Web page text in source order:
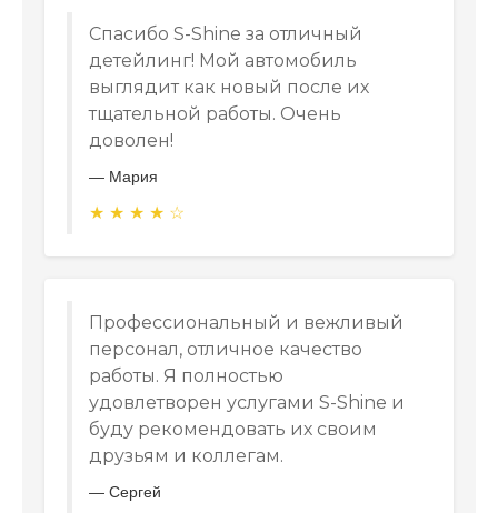
Спасибо S-Shine за отличный
детейлинг! Мой автомобиль
выглядит как новый после их
тщательной работы. Очень
доволен!
— Мария
★ ★ ★ ★ ☆
Профессиональный и вежливый
персонал, отличное качество
работы. Я полностью
удовлетворен услугами S-Shine и
буду рекомендовать их своим
друзьям и коллегам.
— Сергей